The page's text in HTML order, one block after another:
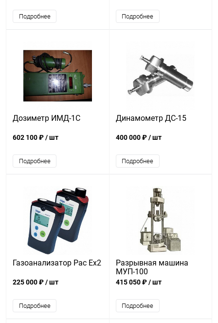
Подробнее Подробнее
Дозиметр ИМД-1С
602 100 ₽/ шт
Подробнее
Динамометр ДС-15
400 000 ₽/ шт
Подробнее
Газоанализатор Pac Ex2
225 000 ₽/ шт
Подробнее
Разрывная машина
МУП-100
415 050 ₽/ шт
Подробнее